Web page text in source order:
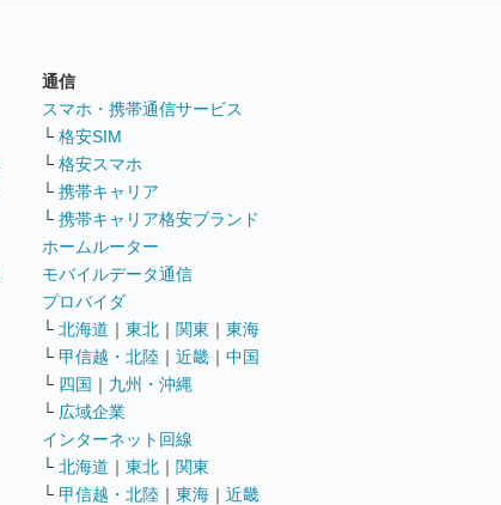
通信
スマホ・携帯通信サービス
└ 格安SIM
└ 格安スマホ
└ 携帯キャリア
└ 携帯キャリア格安ブランド
ホームルーター
モバイルデータ通信
プロバイダ
└ 北海道 ｜ 東北 ｜ 関東 ｜ 東海
└ 甲信越・北陸 ｜ 近畿 ｜ 中国
└ 四国 ｜ 九州・沖縄
└ 広域企業
インターネット回線
└ 北海道 ｜ 東北 ｜ 関東
└ 甲信越・北陸 ｜ 東海 ｜ 近畿